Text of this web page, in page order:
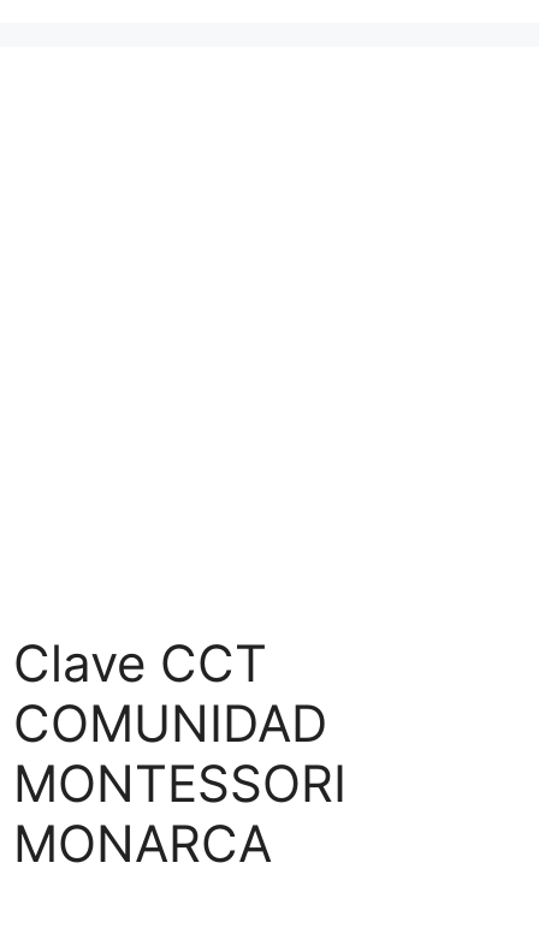
Clave CCT
COMUNIDAD
MONTESSORI
MONARCA